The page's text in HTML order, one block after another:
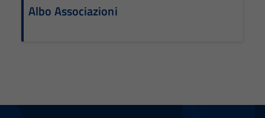
Albo Associazioni
Questi cookie